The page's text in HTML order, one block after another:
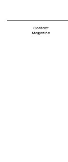
Contact
Magazine